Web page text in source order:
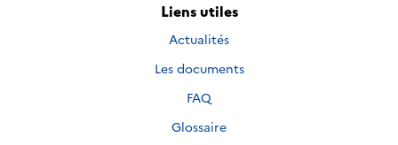
Liens utiles
Actualités
Les documents
FAQ
Glossaire